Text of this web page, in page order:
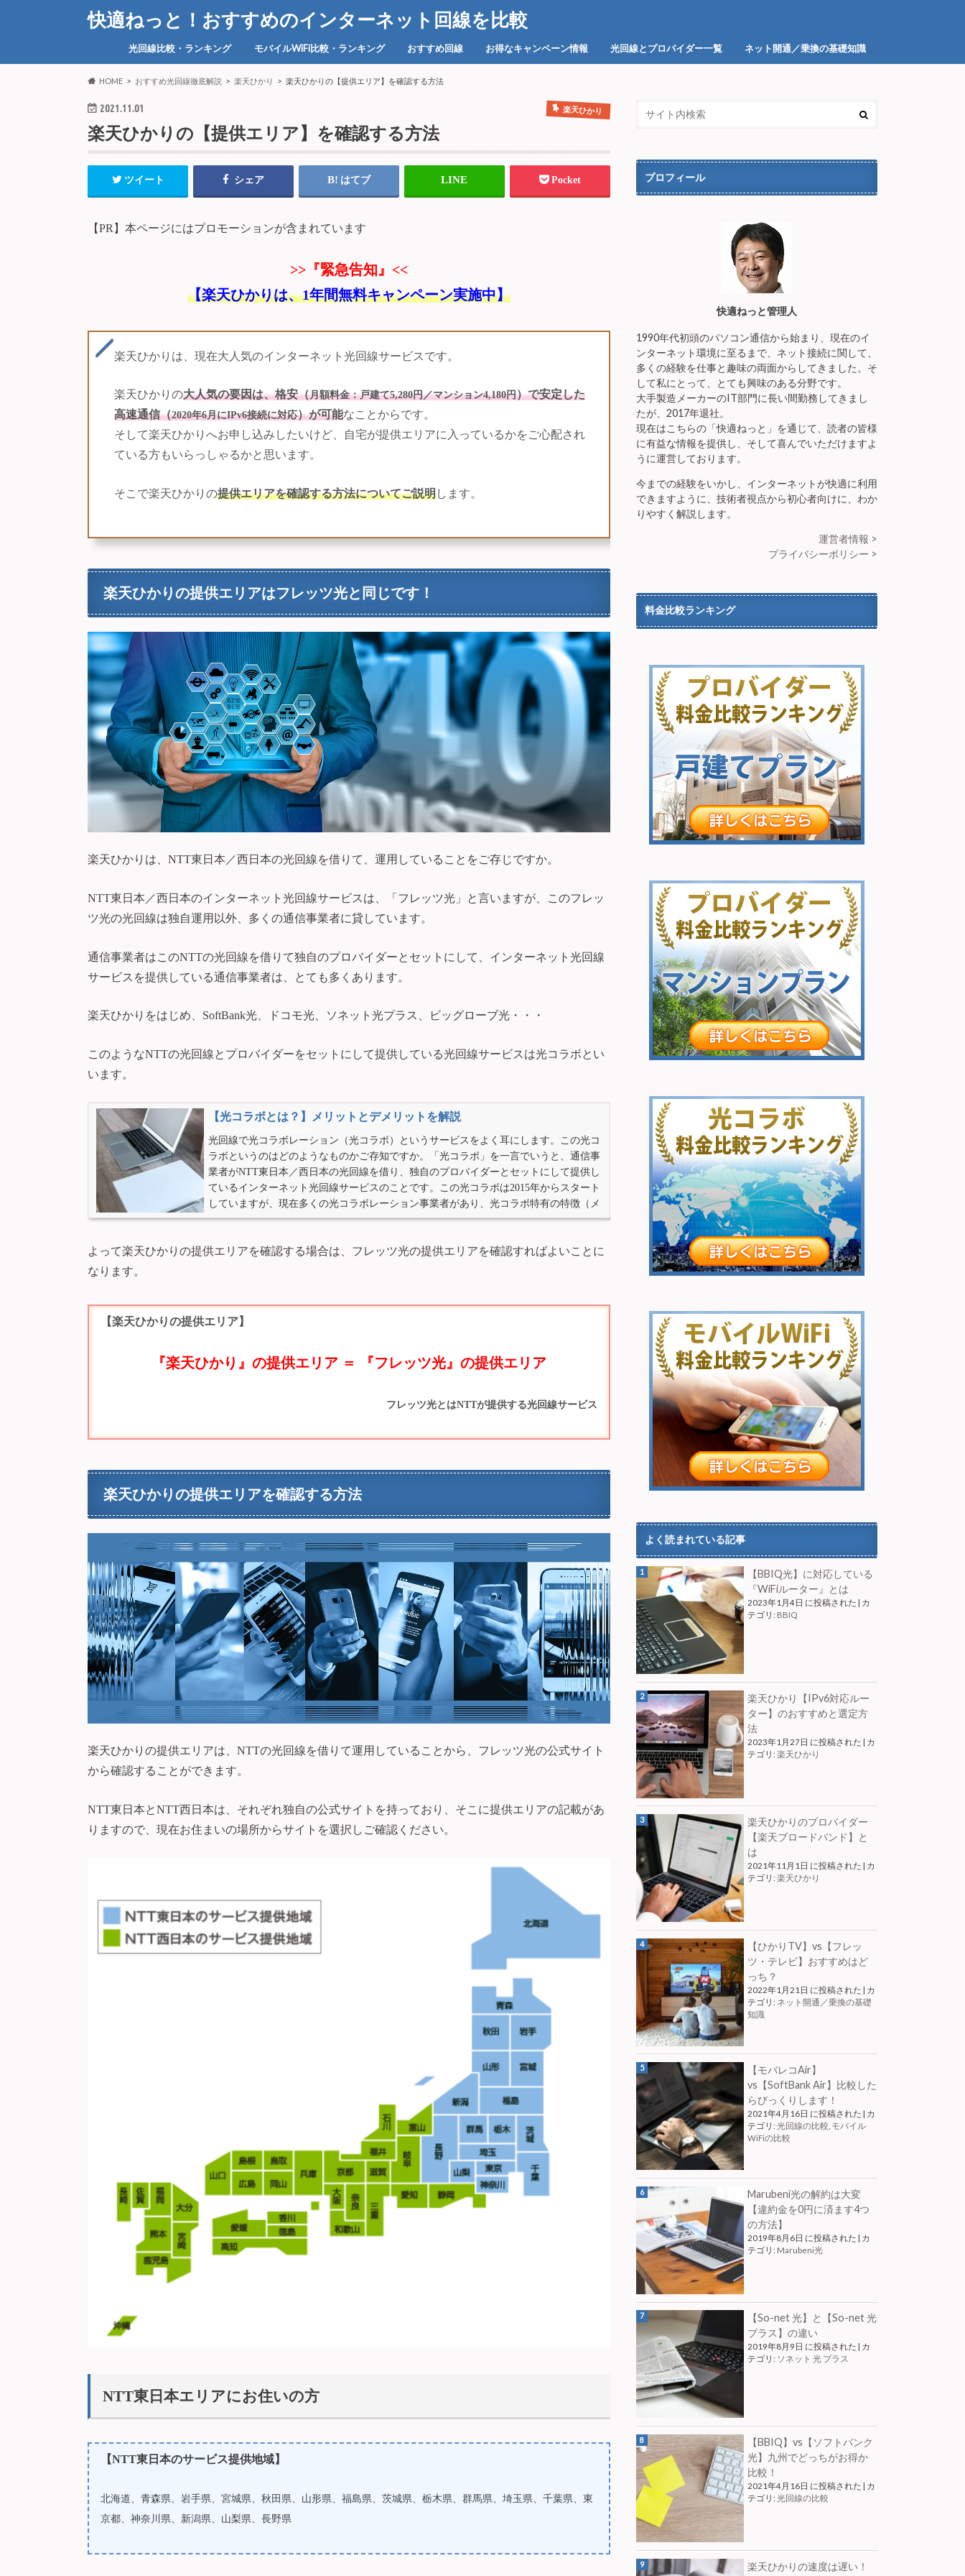
快適ねっと！おすすめのインターネット回線を比較
光回線比較・ランキング モバイルWiFi比較・ランキング おすすめ回線 お得なキャンペーン情報 光回線とプロバイダー一覧 ネット開通／乗換の基礎知識
HOME おすすめ光回線徹底解説 楽天ひかり 楽天ひかりの【提供エリア】を確認する方法
2021.11.01 楽天ひかり
楽天ひかりの【提供エリア】を確認する方法
ツイート シェア はてブ Pocket
【PR】本ページにはプロモーションが含まれています
>> 『緊急告知』<<
【楽天ひかりは、1年間無料キャンペーン実施中】
楽天ひかりは、現在大人気のインターネット光回線サービスです。
楽天ひかりの大人気の要因は、格安（月額料金：戸建て5,280円／マンション4,180円）で安定した
高速通信（2020年6月にIPv6接続に対応）が可能なことからです。
そして楽天ひかりへお申し込みしたいけど、自宅が提供エリアに入っているかをご心配され
ている方もいらっしゃるかと思います。
そこで楽天ひかりの提供エリアを確認する方法についてご説明します。
楽天ひかりの提供エリアはフレッツ光と同じです！
楽天ひかりは、NTT東日本／西日本の光回線を借りて、運用していることをご存じですか。
NTT東日本／西日本のインターネット光回線サービスは、「フレッツ光」と言いますが、このフレッ
ツ光の光回線は独自運用以外、多くの通信事業者に貸しています。
通信事業者はこのNTTの光回線を借りて独自のプロバイダーとセットにして、インターネット光回線
サービスを提供している通信事業者は、とても多くあります。
楽天ひかりをはじめ、SoftBank光、ドコモ光、ソネット光プラス、ビッグローブ光・・・
このようなNTTの光回線とプロバイダーをセットにして提供している光回線サービスは光コラボとい
います。
【光コラボとは？】メリットとデメリットを解説
光回線で光コラボレーション（光コラボ）というサービスをよく耳にします。この光コ
ラボというのはどのようなものかご存知ですか。「光コラボ」を一言でいうと、通信事
業者がNTT東日本／西日本の光回線を借り、独自のプロバイダーとセットにして提供し
ているインターネット光回線サービスのことです。この光コラボは2015年からスタート
していますが、現在多くの光コラボレーション事業者があり、光コラボ特有の特徴（メ
リット・デメリット）もありますので解説していきます。【光コラボレーション】って
よって楽天ひかりの提供エリアを確認する場合は、フレッツ光の提供エリアを確認すればよいことに
なります。
【楽天ひかりの提供エリア】
『楽天ひかり』の提供エリア ＝ 『フレッツ光』の提供エリア
フレッツ光とはNTTが提供する光回線サービス
楽天ひかりの提供エリアを確認する方法
楽天ひかりの提供エリアは、NTTの光回線を借りて運用していることから、フレッツ光の公式サイト
から確認することができます。
NTT東日本とNTT西日本は、それぞれ独自の公式サイトを持っており、そこに提供エリアの記載があ
りますので、現在お住まいの場所からサイトを選択しご確認ください。
NTT東日本エリアにお住いの方
【NTT東日本のサービス提供地域】
北海道、青森県、岩手県、宮城県、秋田県、山形県、福島県、茨城県、栃木県、群馬県、埼玉県、千葉県、東
京都、神奈川県、新潟県、山梨県、長野県
プロフィール
快適ねっと管理人
1990年代初頭のパソコン通信から始まり、現在のイ
ンターネット環境に至るまで、ネット接続に関して、
多くの経験を仕事と趣味の両面からしてきました。そ
して私にとって、とても興味のある分野です。
大手製造メーカーのIT部門に長い間勤務してきまし
たが、2017年退社。
現在はこちらの「快適ねっと」を通じて、読者の皆様
に有益な情報を提供し、そして喜んでいただけますよ
うに運営しております。
今までの経験をいかし、インターネットが快適に利用
できますように、技術者視点から初心者向けに、わか
りやすく解説します。
運営者情報 >
プライバシーポリシー >
料金比較ランキング
よく読まれている記事
【BBIQ光】に対応している
『WiFiルーター』とは
2023年1月4日 に投稿された | カ
テゴリ: BBIQ
楽天ひかり【IPv6対応ルー
ター】のおすすめと選定方
法
2023年1月27日 に投稿された | カ
テゴリ: 楽天ひかり
楽天ひかりのプロバイダー
【楽天ブロードバンド】と
は
2021年11月1日 に投稿された
カ
テゴリ: 楽天ひかり
【ひかりTV】vs【フレッ
ツ・テレビ】おすすめはど
っち？
2022年1月21日 に投稿された | カ
テゴリ: ネット開通／乗換の基礎
知識
【モバレコAir】
vs【SoftBank Air】比較した
らびっくりします！
2021年4月16日 に投稿された
カ
テゴリ: 光回線の比較 モバイル
WiFiの比較
Marubeni光の解約は大変
【違約金を0円に済ます4つ
の方法】
2019年8月6日 に投稿された | カ
テゴリ: Marubeni光
【So-net 光】と【So-net 光
プラス】の違い
2019年8月9日 に投稿された
カ
テゴリ: ソネット 光 プラス
【BBIQ】vs【ソフトバンク
光】九州でどっちがお得か
比較！
2021年4月16日 に投稿された
カ
テゴリ: 光回線の比較
楽天ひかりの速度は遅い！